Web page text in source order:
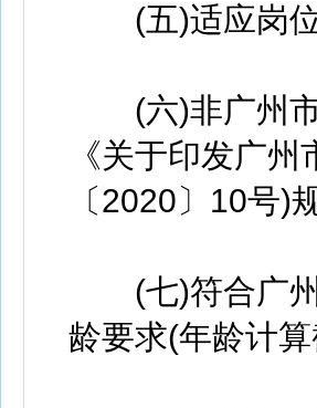
(五)适应岗位
(六)非广州市
《关于印发广
〔2020〕10号)
(七)符合广州
龄要求(年龄计